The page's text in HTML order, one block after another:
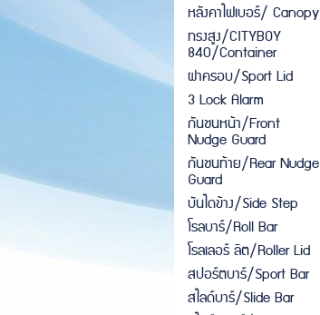
หลังคาไฟเบอร์/ Canopy
ทรงสูง/CITYBOY
840/Container
ฝาครอบ/Sport Lid
3 Lock Alarm
กันชนหน้า/Front
Nudge Guard
กันชนท้าย/Rear Nudge
Guard
บันไดข้าง/Side Step
โรลบาร์/Roll Bar
โรลเลอร์ ลิต/Roller Lid
สปอร์ตบาร์/Sport Bar
สไลด์บาร์/Slide Bar